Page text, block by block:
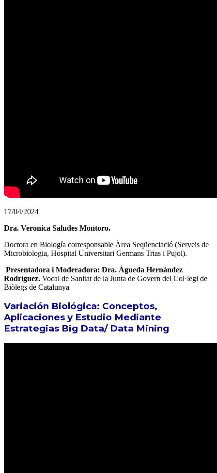
17/04/2024
Dra. Veronica Saludes Montoro.
Doctora en Biología corresponsable Àrea Seqüenciació (Serveis de
Microbiologia, Hospital Universitari Germans Trias i Pujol).
Presentadora i Moderadora: Dra. Águeda Hernández
Rodríguez. Vocal de Sanitat de la Junta de Govern del Col·legi de
Biòlegs de Catalunya
Variación Biológica: Conceptos,
Aplicaciones y Estudio Mediante
Estrategias Big Data/ Data Mining